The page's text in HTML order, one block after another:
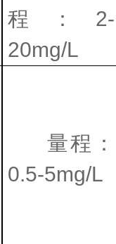
程： 2-
20mg/L
量程：
0.5-5mg/L